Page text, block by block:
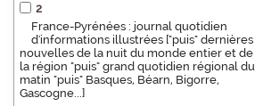
2
France-Pyrénées : journal quotidien
d'informations illustrées ["puis" dernières
nouvelles de la nuit du monde entier et de
la région "puis" grand quotidien régional du
matin "puis" Basques, Béarn, Bigorre,
Gascogne...]